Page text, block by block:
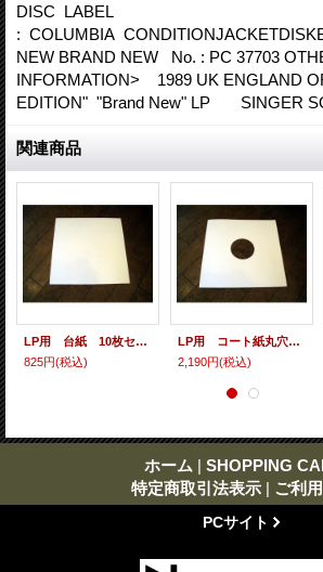
DISC LABEL
: COLUMBIA
NEW BRAND NEW No. : PC 37703
INFORMATION> 1989 UK ENGLAND
EDITION" "Brand New" LP SINGER
関連商品
LP用 台紙 10枚セット
825円(税込)
LP用 コート紙丸穴ジャケ 10枚セット
2,190円(税込)
ホーム | SHOPPING
特定商取引法表示 | ご利
PCサイト